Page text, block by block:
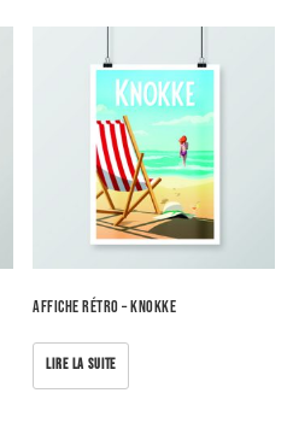
Affiche rétro – Knokke
LIRE LA SUITE